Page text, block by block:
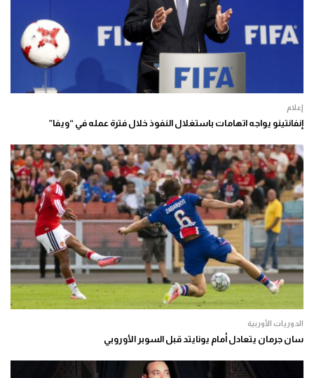
إعلام
إنفانتينو يواجه اتهامات باستغلال النفوذ خلال فترة عمله في “ويفا”
الدوريات الأوربية
سان جرمان يتعادل أمام يونايتد قبل السوبر الأوروبي